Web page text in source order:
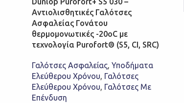
Αντιολισθητικές Γαλότσες
Ασφαλείας Γονάτου
θερμομονωτικές -20οC με
τεχνολογία Purofort® (S5, CI, SRC)
Γαλότσες Ασφαλείας, Υποδήματα
Ελεύθερου Χρόνου, Γαλότσες
Ελεύθερου Χρόνου, Γαλότσες Με
Επένδυση